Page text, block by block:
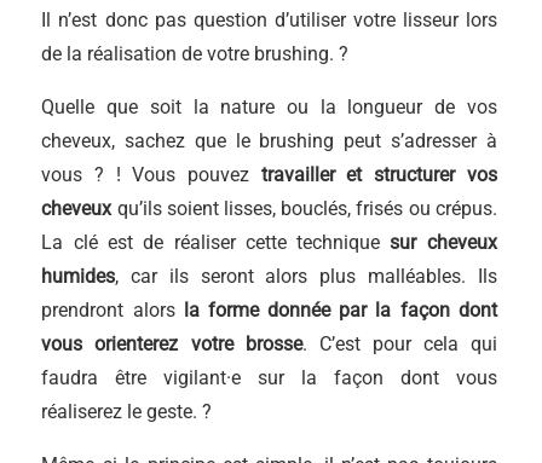
Il n’est donc pas question d’utiliser votre lisseur lors
de la réalisation de votre brushing. ?
Quelle que soit la nature ou la longueur de vos
cheveux, sachez que le brushing peut s’adresser à
vous ? ! Vous pouvez travailler et structurer vos
cheveuxqu’ils soient lisses, bouclés, frisés ou crépus.
La clé est de réaliser cette techniquesur cheveux
humides, car ils seront alors plus malléables. Ils
prendront alors la forme donnée par la façon dont
vous orienterez votre brosse. C’est pour cela qui
faudra être vigilant·e sur la façon dont vous
réaliserez le geste. ?